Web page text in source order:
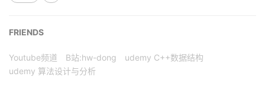
FRIENDS
Youtube频道 B站:hw-dong
udemy C++数据结构
udemy 算法设计与分析